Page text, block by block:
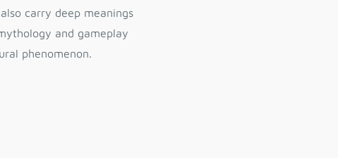
carry deep meanings
and gameplay
phenomenon.